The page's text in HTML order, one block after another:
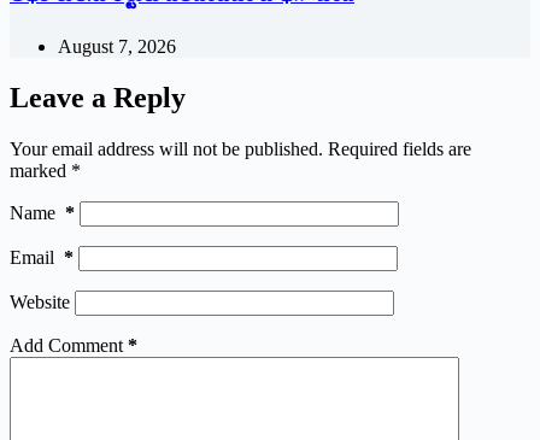
August 7, 2026
Leave a Reply
Your email address will not be published. Required fields are
marked *
Name *
Email *
Website
Add Comment *